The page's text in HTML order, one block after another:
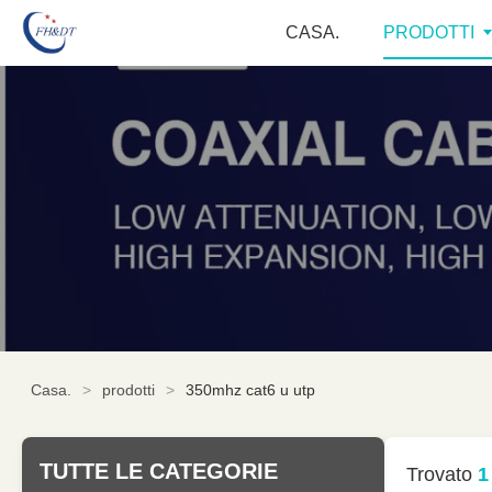
CASA. PRODOTTI
Casa. > prodotti > 350mhz cat6 u utp
TUTTE LE CATEGORIE Trovato 1